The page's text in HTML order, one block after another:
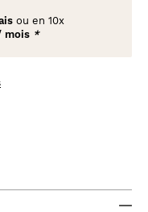
ou en 10x
mois *